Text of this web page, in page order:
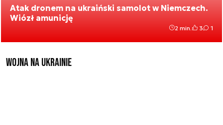
Atak dronem na ukraiński samolot w Niemczech.
Wiózł amunicję
2 min. 3 1
Wojna na Ukrainie